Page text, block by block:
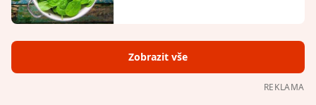
Zobrazit vše
REKLAMA